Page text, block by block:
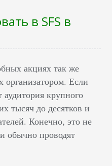
в SFS в
акциях так же
Если
аудитория крупного
тысяч до десятков и
Конечно, это не
обычно проводят